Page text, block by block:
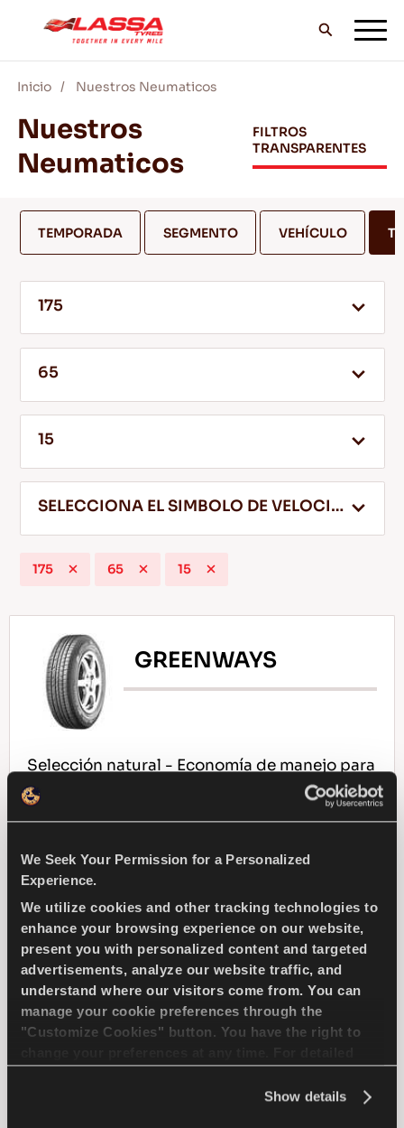
We Seek Your Permission for a Personalized
Experience.
We utilize cookies and other tracking technologies to
enhance your browsing experience on our website,
present you with personalized content and targeted
advertisements, analyze our website traffic, and
understand where our visitors come from. You can
manage your cookie preferences through the
"Customize Cookies" button. You have the right to
Show details
TODOS LOS NEUMÁTICOS LASSA
DISTRIBUIDORES
BLOG Y VIDEOS
SERVICIO Y AYUDA
Consejos Para conducir En La Nieve
LEER MAS
Inicio Nuestros Neumaticos
Nuestros
Neumaticos
FILTROS
TRANSPARENTES
TEMPORADA SEGMENTO VEHÍCULO
175
65
15
SELECCIONA EL SIMBOLO DE VELOCIDAD
175 65 15
GREENWAYS
Selección natural - Economía de manejo para
tu coche compacto de pasajeros
ENCUENTRA UN
DISTRIBUIDOR
MAS
INFORMACION
MULTIWAYS 2